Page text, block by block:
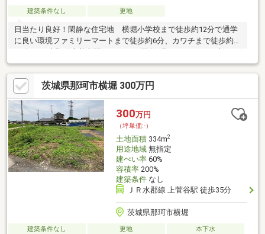
建築条件なし 更地
日当たり良好！閑静な住宅地 横堀小学校まで徒歩約12分で通学
に良い環境ファミリーマートまで徒歩約6分、カワチまで徒歩約
市、ひたちなか市までアクセス良好
茨城県那珂市横堀 300万円
300万円
（坪単価:-）
土地面積334m2
用途地域無指定
建ぺい率60%
容積率200%
建築条件なし
ＪＲ水郡線 上菅谷駅 徒歩35分
茨城県那珂市横堀
建築条件なし 更地 本下水